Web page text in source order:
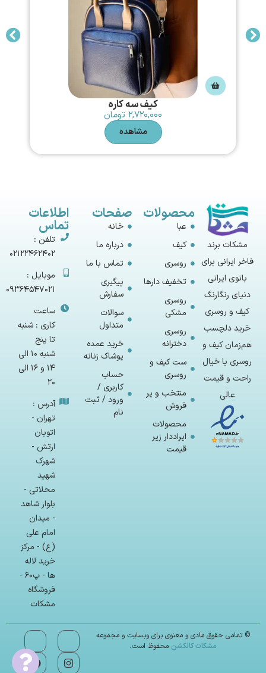
کیف سه کاره
۲,۷۲۰,۰۰۰ تومان
مشاهده
مشکات برند
فاخر ایرانی برای
بانوی ایرانی
دنیای رنگارنگ
کیف و روسری
خرید دلچسب
هم‌زمان کیف و
روسری با خیال
راحت و قیمت
عالی
محصولات
عبا
کیف
روسری
تخفیف دارها
روسری
مشکی
روسری
دخترانه
ست کیف و
روسری
منتخب و پر
فروش
محصولات
ایراددار زیر
قیمت
صفحات
خانه
درباره ما
تماس با ما
پیگیری
سفارش
سوالات
متداول
خرید عمده
پوشاک زنانه
حساب
کاربری /
ورود / ثبت
نام
اطلاعات
تماس
تلفن :
02122462402
موبایل :
09364547021
ساعت
کاری : شنبه
تا پنج
شنبه 10 الی
14 و 16 الی
20
آدرس :
تهران -
اتوبان
ارتش -
شهرک
شهید
محلاتی -
بلوار شاهد
- میدان
امام علی
(ع) - مرکز
خرید لاله
ها - پ۶۰ -
فروشگاه
مشکات
© تمامی حقوق مادی و معنوی برای وبسایت و مجموعه
مشکات کالکشن محفوظ است.